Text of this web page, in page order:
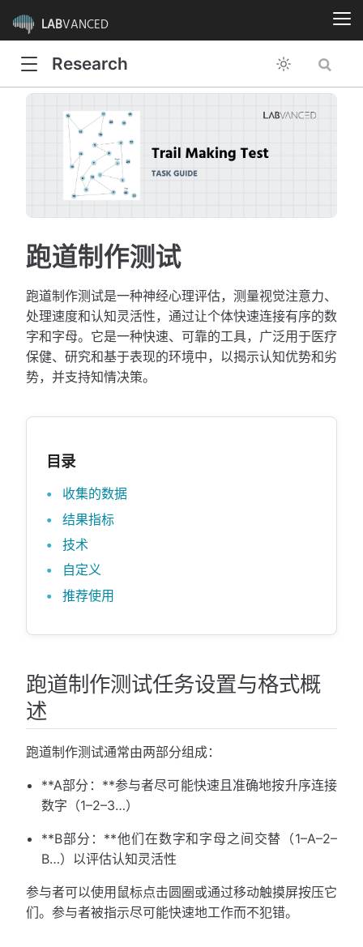
LABVANCED
Research
跑道制作测试
跑道制作测试是一种神经心理评估，测量视觉注意力、
处理速度和认知灵活性，通过让个体快速连接有序的数
字和字母。它是一种快速、可靠的工具，广泛用于医疗
保健、研究和基于表现的环境中，以揭示认知优势和劣
势，并支持知情决策。
目录
收集的数据
结果指标
技术
自定义
推荐使用
跑道制作测试任务设置与格式概
述
跑道制作测试通常由两部分组成：
**A部分：**参与者尽可能快速且准确地按升序连接
数字（1–2–3…）
**B部分：**他们在数字和字母之间交替（1–A–2–
B…）以评估认知灵活性
参与者可以使用鼠标点击圆圈或通过移动触摸屏按压它
们。参与者被指示尽可能快速地工作而不犯错。